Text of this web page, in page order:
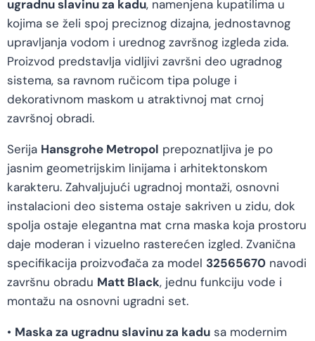
ugradnu slavinu za kadu, namenjena kupatilima u
kojima se želi spoj preciznog dizajna, jednostavnog
upravljanja vodom i urednog završnog izgleda zida.
Proizvod predstavlja vidljivi završni deo ugradnog
sistema, sa ravnom ručicom tipa poluge i
dekorativnom maskom u atraktivnoj mat crnoj
završnoj obradi.
Serija Hansgrohe Metropol prepoznatljiva je po
jasnim geometrijskim linijama i arhitektonskom
karakteru. Zahvaljujući ugradnoj montaži, osnovni
instalacioni deo sistema ostaje sakriven u zidu, dok
spolja ostaje elegantna mat crna maska koja prostoru
daje moderan i vizuelno rasterećen izgled. Zvanična
specifikacija proizvođača za model 32565670 navodi
završnu obradu Matt Black, jednu funkciju vode i
montažu na osnovni ugradni set.
• Maska za ugradnu slavinu za kadu sa modernim